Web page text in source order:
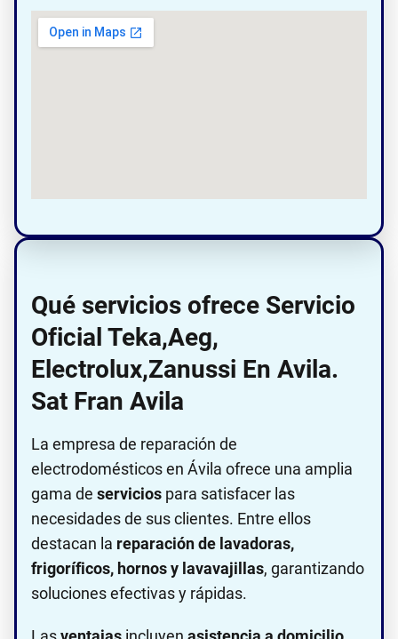
Qué servicios ofrece Servicio
Oficial Teka,Aeg,
Electrolux,Zanussi En Avila.
Sat Fran Avila
La empresa de reparación de
electrodomésticos en Ávila ofrece una amplia
gama de servicios para satisfacer las
necesidades de sus clientes. Entre ellos
destacan la reparación de lavadoras,
frigoríficos, hornos y lavavajillas, garantizando
soluciones efectivas y rápidas.